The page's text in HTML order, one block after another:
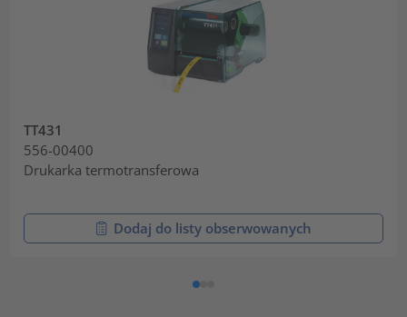
TT431
556-00400
Drukarka termotransferowa
Dodaj do listy obserwowanych